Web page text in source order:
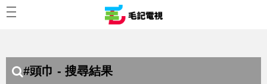
#頭巾 - 搜尋結果